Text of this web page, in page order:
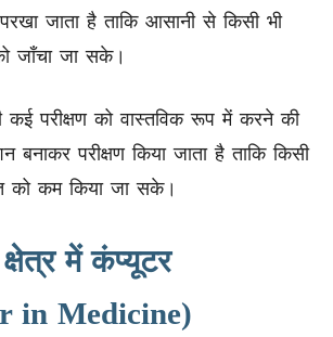
जाता है ताकि आसानी से किसी भी
जाँचा जा सके।
कई परीक्षण को वास्तविक रूप में करने की
परीक्षण किया जाता है ताकि किसी
को कम किया जा सके।
में कंप्यूटर
in Medicine)